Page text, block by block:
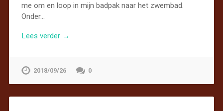
me om en loop in mijn badpak naar het zwembad.
Onder…
Lees verder →
2018/09/26 0